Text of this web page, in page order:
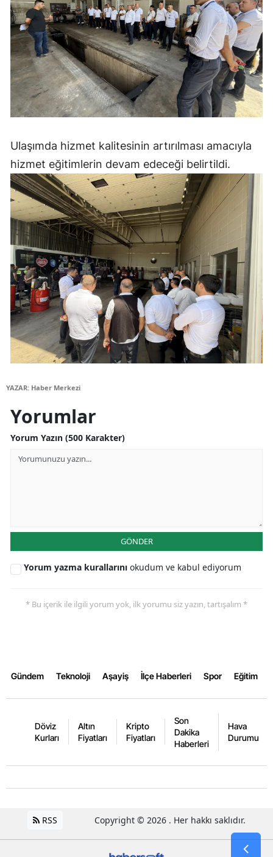
Uşak
Van
Yozgat
Zonguldak
Aksaray
Karaman
Kırıkkale
Batman
Şırnak
Bartın
Ardahan
Iğdır
Yalova
Karabük
Ulaşımda hizmet kalitesinin artırılması amacıyla
hizmet eğitimlerin devam edeceği belirtildi.
YAZAR: Haber Merkezi
Yorumlar
Yorum Yazın (500 Karakter)
GÖNDER
Yorum yazma kurallarını okudum ve kabul ediyorum
* Bu içerik ile ilgili yorum yok, ilk yorumu siz yazın, tartışalım *
Gündem Teknoloji Aşayiş İlçe Haberleri Spor Eğitim
Döviz
Kurları
Altın
Fiyatları
Kripto
Fiyatları
Son
Dakika
Haberleri
Hava
Durumu
RSS Copyright © 2026 . Her hakkı saklıdır.